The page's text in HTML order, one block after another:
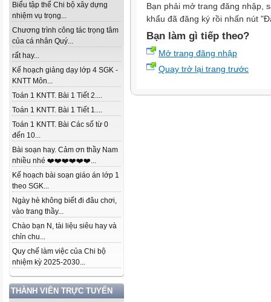
Biểu tập thể Chi bộ xây dựng
nhiệm vụ trọng...
Chương trình công tác trọng tâm
của cá nhân Quý...
rất hay...
Kế hoạch giảng dạy lớp 4 SGK -
KNTT Môn...
Toán 1 KNTT. Bài 1 Tiết 2....
Toán 1 KNTT. Bài 1 Tiết 1....
Toán 1 KNTT. Bài Các số từ 0
đến 10...
Bài soạn hay. Cảm ơn thầy Nam
nhiều nhé ❤️❤️❤️❤️❤️❤️...
Kế hoạch bài soạn giáo án lớp 1
theo SGK...
Ngày hè không biết đi đâu chơi,
vào trang thầy...
Chào bạn N, tài liệu siêu hay và
chỉn chu...
Quy chế làm việc của Chi bộ
nhiệm kỳ 2025-2030...
THÀNH VIÊN TRỰC TUYẾN
Bạn phải mở trang đăng nhập,
khẩu đã đăng ký rồi nhấn nút
Bạn làm gì tiếp theo?
Mở trang đăng nhập
Quay trở lại trang trước